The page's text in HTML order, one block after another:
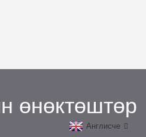
өнөктөштөр
Англисче